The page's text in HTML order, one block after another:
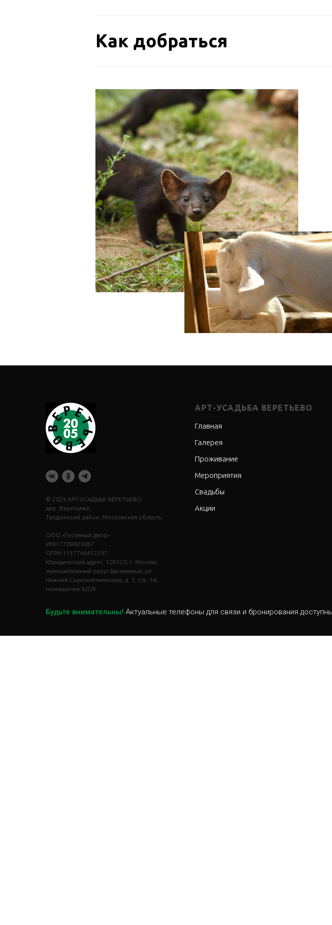
Как добраться
© 2025 АРТ-УСАДЬБА ВЕРЕТЬЕВО
дер. Веретьево,
Талдомский район, Московская область
ООО «Гостиный двор»
ИНН 7709929067
ОГРН 1137746412297
Юридический адрес: 105120, г. Москва,
муниципальный округ Басманный, ул.
Нижняя Сыромятническая, д. 5, стр. 3А,
помещение 6/2/4
АРТ-УСАДЬБА ВЕРЕТЬЕВО
Главная
Галерея
Проживание
Мероприятия
Свадьбы
Акции
Будьте внимательны! Актуальные телефоны для связи и бронирования